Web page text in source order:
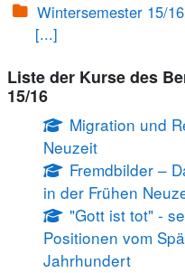
Wintersemester 15/16
[...]
Liste der Kurse des
15/16
Migration und
Neuzeit
Fremdbilder –
in der Frühen
"Gott ist tot" -
Positionen vom
Jahrhundert